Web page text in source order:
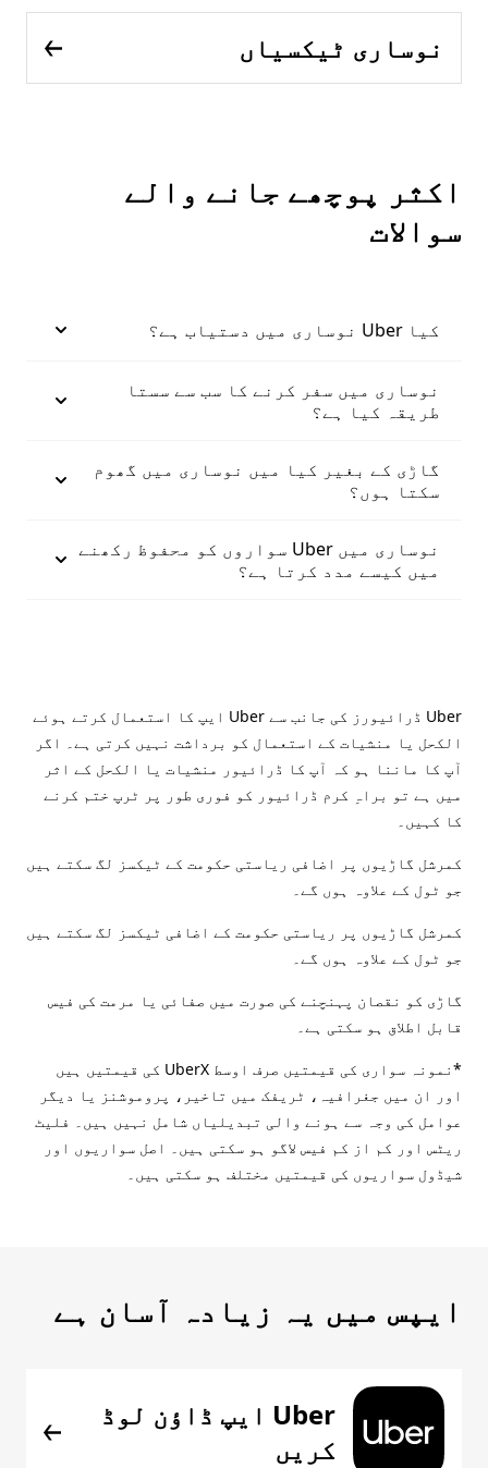
نوساری ٹیکسیاں
اکثر پوچھے جانے والے
سوالات
کیا Uber نوساری میں دستیاب ہے؟
نوساری میں سفر کرنے کا سب سے سستا
طریقہ کیا ہے؟
گاڑی کے بغیر کیا میں نوساری میں گھوم
سکتا ہوں؟
نوساری میں Uber سواروں کو محفوظ رکھنے
میں کیسے مدد کرتا ہے؟
Uber ڈرائیورز کی جانب سے Uber ایپ کا استعمال کرتے ہوئے
الکحل یا منشیات کے استعمال کو برداشت نہیں کرتی ہے۔ اگر
آپ کا ماننا ہو کہ آپ کا ڈرائیور منشیات یا الکحل کے اثر
میں ہے تو براہِ کرم ڈرائیور کو فوری طور پر ٹرپ ختم کرنے
کا کہیں۔
کمرشل گاڑیوں پر اضافی ریاستی حکومت کے ٹیکسز لگ سکتے ہیں
جو ٹول کے علاوہ ہوں گے۔
کمرشل گاڑیوں پر ریاستی حکومت کے اضافی ٹیکسز لگ سکتے ہیں
جو ٹول کے علاوہ ہوں گے۔
گاڑی کو نقصان پہنچنے کی صورت میں صفائی یا مرمت کی فیس
قابل اطلاق ہو سکتی ہے۔
*نمونہ سواری کی قیمتیں صرف اوسط UberX کی قیمتیں ہیں
اور ان میں جغرافیہ، ٹریفک میں تاخیر، پروموشنز یا دیگر
عوامل کی وجہ سے ہونے والی تبدیلیاں شامل نہیں ہیں۔ فلیٹ
ریٹس اور کم از کم فیس لاگو ہو سکتی ہیں۔ اصل سواریوں اور
شیڈول سواریوں کی قیمتیں مختلف ہو سکتی ہیں۔
ایپس میں یہ زیادہ آسان ہے
Uber ایپ ڈاؤن لوڈ
کریں